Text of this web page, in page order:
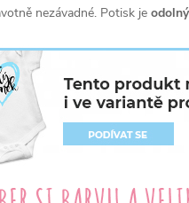
nezávadné. Potisk je